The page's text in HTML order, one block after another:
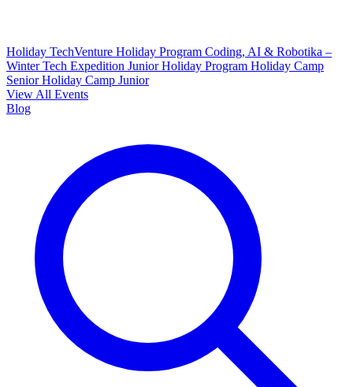
Holiday TechVenture Holiday Program Coding, AI & Robotika –
Winter Tech Expedition Junior Holiday Program Holiday Camp
SeniorHoliday Camp Junior
View All Events
Blog